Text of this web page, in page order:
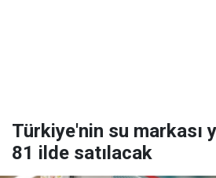
Türkiye'nin su markası
81 ilde satılacak